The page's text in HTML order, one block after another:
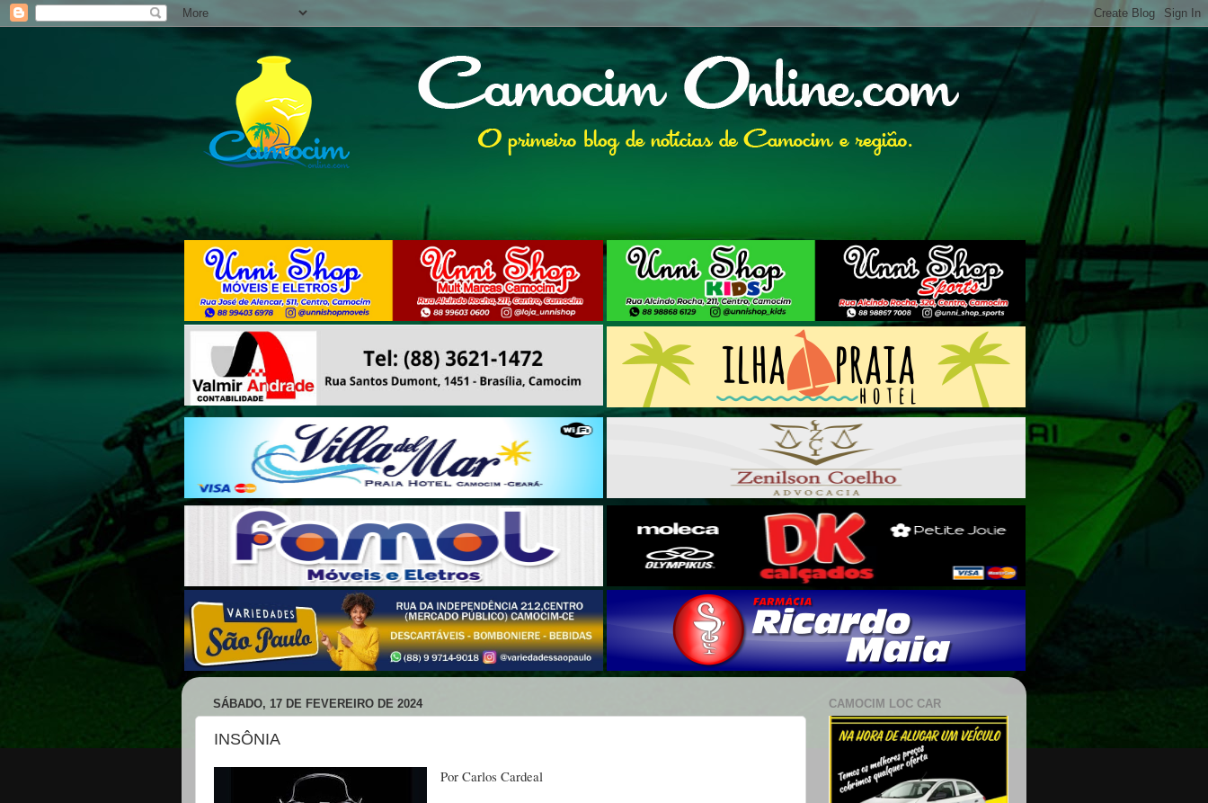
SÁBADO, 17 DE FEVEREIRO DE 2024
INSÔNIA
Por Carlos Cardeal
CAMOCIM LOC CAR